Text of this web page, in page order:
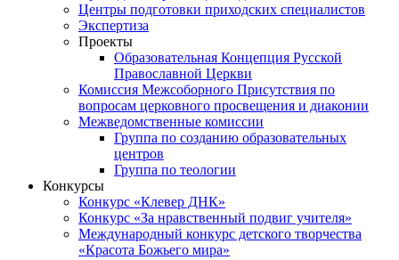
Центры подготовки приходских специалистов
Экспертиза
Проекты
Образовательная Концепция Русской
Православной Церкви
Комиссия Межсоборного Присутствия по
вопросам церковного просвещения и диаконии
Межведомственные комиссии
Группа по созданию образовательных
центров
Группа по теологии
Конкурсы
Конкурс «Клевер ДНК»
Конкурс «За нравственный подвиг учителя»
Международный конкурс детского творчества
«Красота Божьего мира»